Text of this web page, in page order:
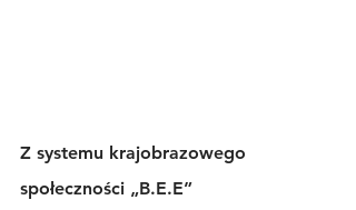
Z systemu krajobrazowego
społeczności „B.E.E”